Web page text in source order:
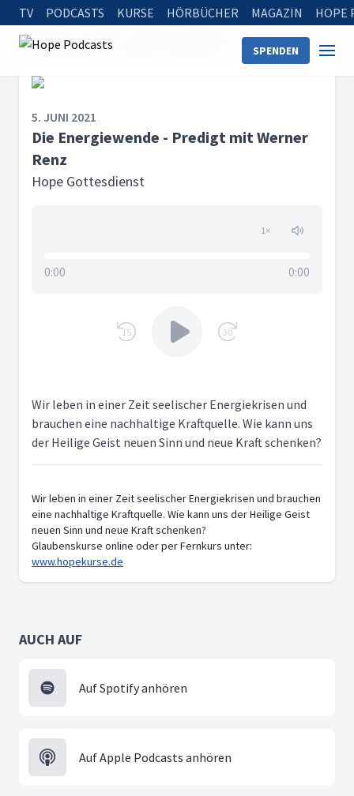
TV PODCASTS KURSE HÖRBÜCHER MAGAZIN HOPE
SPENDEN
Startseite
Die Energiewende - Predigt mit Werner Renz
5. JUNI 2021
Die Energiewende - Predigt mit Werner
Renz
Hope Gottesdienst
1×
0:00 0:00
15 30
Wir leben in einer Zeit seelischer Energiekrisen und
brauchen eine nachhaltige Kraftquelle. Wie kann uns
der Heilige Geist neuen Sinn und neue Kraft schenken?
Wir leben in einer Zeit seelischer Energiekrisen und brauchen
eine nachhaltige Kraftquelle. Wie kann uns der Heilige Geist
neuen Sinn und neue Kraft schenken?
Glaubenskurse online oder per Fernkurs unter:
www.hopekurse.de
AUCH AUF
Auf Spotify anhören
Auf Apple Podcasts anhören